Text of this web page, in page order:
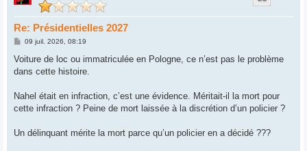
Re: Présidentielles 2027
M
s
a
09 juil. 2026, 08:19
Voiture de loc ou immatriculée en Pologne, ce n’est pas le problème
dans cette histoire.
Nahel était en infraction, c’est une évidence. Méritait-il la mort pour
cette infraction ? Peine de mort laissée à la discrétion d’un policier ?
Un délinquant mérite la mort parce qu’un policier en a décidé ???